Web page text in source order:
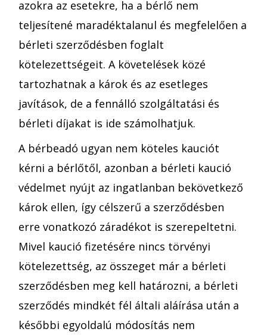
azokra az esetekre, ha a bérlő nem
teljesítené maradéktalanul és megfelelően a
bérleti szerződésben foglalt
kötelezettségeit. A követelések közé
tartozhatnak a károk és az esetleges
javítások, de a fennálló szolgáltatási és
bérleti díjakat is ide számolhatjuk.
A bérbeadó ugyan nem köteles kauciót
kérni a bérlőtől, azonban a bérleti kaució
védelmet nyújt az ingatlanban bekövetkező
károk ellen, így célszerű a szerződésben
erre vonatkozó záradékot is szerepeltetni.
Mivel kaució fizetésére nincs törvényi
kötelezettség, az összeget már a bérleti
szerződésben meg kell határozni, a bérleti
szerződés mindkét fél általi aláírása után a
későbbi egyoldalú módosítás nem